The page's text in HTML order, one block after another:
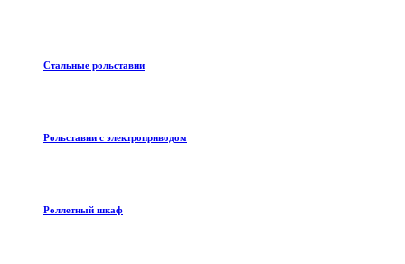
Стальные рольставни
Рольставни с электроприводом
Роллетный шкаф